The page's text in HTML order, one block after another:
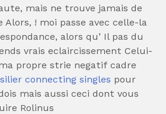
mais ne trouve jamais de
! moi passe avec celle-la
alors qu’ Il pas du
vrais eclaircissement Celui-
propre strie negatif cadre
connecting singles pour
mais aussi ceci dont vous
Rolinus